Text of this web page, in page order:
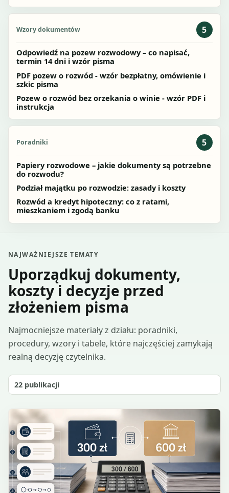
Wzory dokumentów 5
Odpowiedź na pozew rozwodowy – co napisać,
termin 14 dni i wzór pisma
PDF pozew o rozwód - wzór bezpłatny, omówienie i
szkic pisma
Pozew o rozwód bez orzekania o winie - wzór PDF i
instrukcja
Poradniki 5
Papiery rozwodowe – jakie dokumenty są potrzebne
do rozwodu?
Podział majątku po rozwodzie: zasady i koszty
Rozwód a kredyt hipoteczny: co z ratami,
mieszkaniem i zgodą banku
NAJWAŻNIEJSZE TEMATY
Uporządkuj dokumenty,
koszty i decyzje przed
złożeniem pisma
Najmocniejsze materiały z działu: poradniki,
procedury, wzory i tabele, które najczęściej zamykają
realną decyzję czytelnika.
22 publikacji